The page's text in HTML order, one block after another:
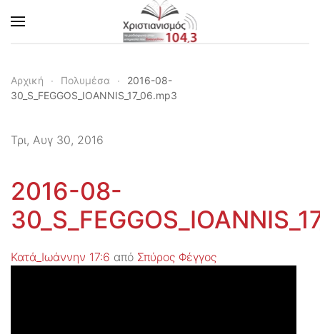
Skip to main content
Αρχική Πολυμέσα
2016-08-
30_S_FEGGOS_IOANNIS_17_06.mp3
Τρι, Αυγ 30, 2016
2016-08-
Κατά_Ιωάννην 17:6 από Σπύρος Φέγγος